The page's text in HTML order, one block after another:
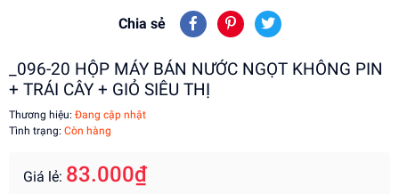
Chia sẻ
_096-20 HỘP MÁY BÁN NƯỚC NGỌT KHÔNG PIN
+ TRÁI CÂY + GIỎ SIÊU THỊ
Thương hiệu: Đang cập nhật
Tình trạng: Còn hàng
Giá lẻ: 83.000₫